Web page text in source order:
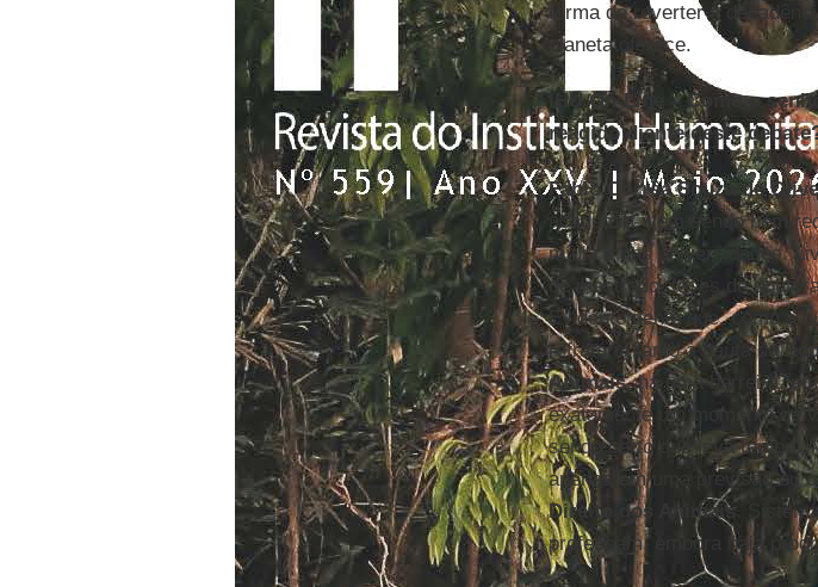
forma de reverter a
planeta oferece.
IHU On-Line – Como o
reagido diante deste
Fábio Corrêa Souza de
academia, vem sendo bem
mídia e nas universidades.
de mestrado, teses de
Evidentemente que, como a
refratária tanto à pauta da
Animais, há uma barreira,
exatamente um momento de
sendo certo que leva tempo.
apenas em uma previsão ou
Direito dos Animais.
professam, embora haja